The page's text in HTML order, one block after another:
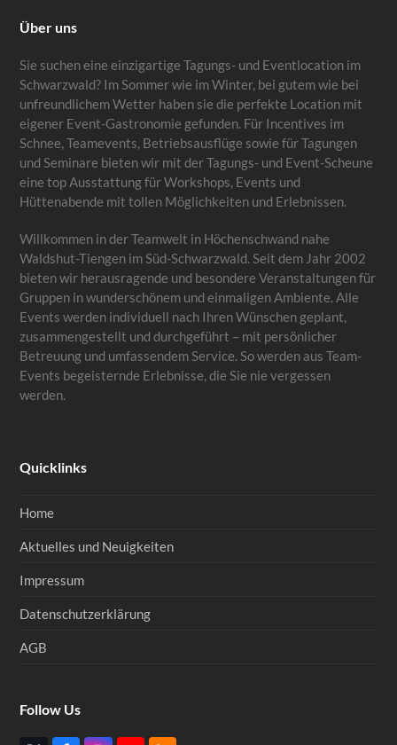
Über uns
Sie suchen eine einzigartige Tagungs- und Eventlocation im
Schwarzwald? Im Sommer wie im Winter, bei gutem wie bei
unfreundlichem Wetter haben sie die perfekte Location mit
eigener Event-Gastronomie gefunden. Für Incentives im
Schnee, Teamevents, Betriebsausflüge sowie für Tagungen
und Seminare bieten wir mit der Tagungs- und Event-Scheune
eine top Ausstattung für Workshops, Events und
Hüttenabende mit tollen Möglichkeiten und Erlebnissen.
Willkommen in der Teamwelt in Höchenschwand nahe
Waldshut-Tiengen im Süd-Schwarzwald. Seit dem Jahr 2002
bieten wir herausragende und besondere Veranstaltungen für
Gruppen in wunderschönem und einmaligen Ambiente. Alle
Events werden individuell nach Ihren Wünschen geplant,
zusammengestellt und durchgeführt – mit persönlicher
Betreuung und umfassendem Service. So werden aus Team-
Events begeisternde Erlebnisse, die Sie nie vergessen
werden.
Quicklinks
Home
Aktuelles und Neuigkeiten
Impressum
Datenschutzerklärung
AGB
Follow Us